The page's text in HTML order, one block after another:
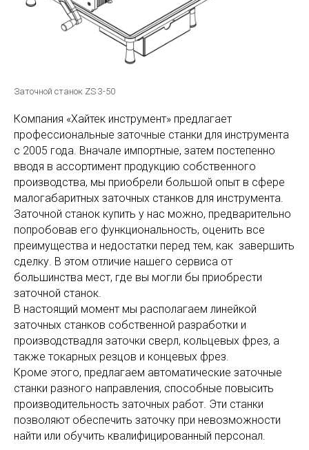
Заточной станок ZS 3-50
Компания «Хайтек инструмент» предлагает
профессиональные заточные станки для инструмента
с 2005 года. Вначале импортные, затем постепенно
вводя в ассортимент продукцию собственного
производства, мы приобрели большой опыт в сфере
малогабаритных заточных станков для инструмента.
Заточной станок купить у нас можно, предварительно
попробовав его функциональность, оценить все
преимущества и недостатки перед тем, как завершить
сделку. В этом отличие нашего сервиса от
большинства мест, где вы могли бы приобрести
заточной станок.
В настоящий момент мы располагаем линейкой
заточных станков собственной разработки и
производствадля заточки сверл, кольцевых фрез, а
также токарных резцов и концевых фрез.
Кроме этого, предлагаем автоматические заточные
станки разного направления, способные повысить
производительность заточных работ. Эти станки
позволяют обеспечить заточку при невозможности
найти или обучить квалифицированный персонал.